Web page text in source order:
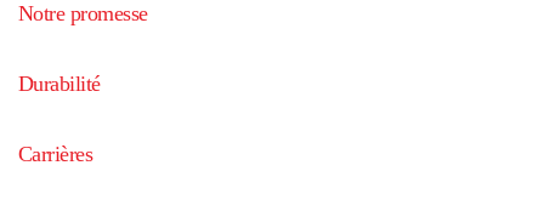
Notre promesse
Durabilité
Carrières